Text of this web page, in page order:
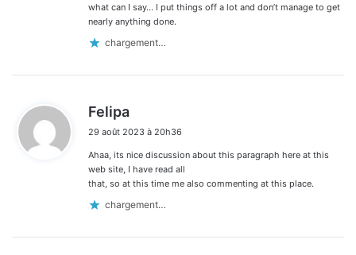
what can I say… I put things off a lot and don’t manage to get
nearly anything done.
chargement…
Felipa
t
29 août 2023 à 20h36
Ahaa, its nice discussion about this paragraph here at this
web site, I have read all
that, so at this time me also commenting at this place.
chargement…